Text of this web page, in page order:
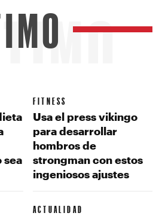
sea
FITNESS
Usa el press vikingo
para desarrollar
hombros de
strongman con estos
ingeniosos ajustes
ACTUALIDAD